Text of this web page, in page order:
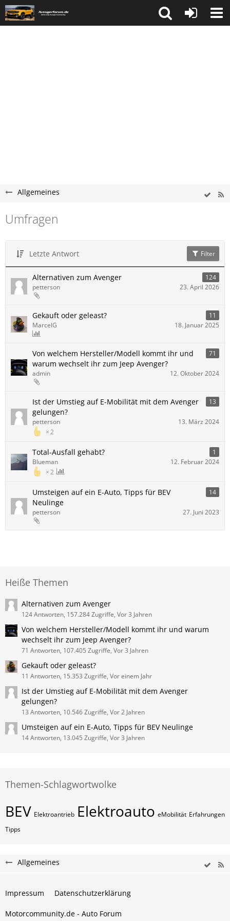
Allgemeines
Umfragen
Letzte Antwort Filter
Alternativen zum Avenger
124
petterson
23. April 2026
Gekauft oder geleast?
11
MarcelG
18. Januar 2025
Von welchem Hersteller/Modell kommt ihr und
warum wechselt ihr zum Jeep Avenger?
71
admin 12. Oktober 2024
Ist der Umstieg auf E-Mobilität mit dem Avenger
gelungen?
13
2
petterson 13. März 2024
Total-Ausfall gehabt? 1
2
Blueman 12. Februar 2024
Umsteigen auf ein E-Auto, Tipps für BEV
Neulinge
14
petterson 27. Juni 2023
Heiße Themen
Alternativen zum Avenger
124 Antworten, 157.284 Zugriffe, Vor 3 Jahren
Von welchem Hersteller/Modell kommt ihr und warum
wechselt ihr zum Jeep Avenger?
71 Antworten, 107.405 Zugriffe, Vor 3 Jahren
Gekauft oder geleast?
11 Antworten, 15.353 Zugriffe, Vor einem Jahr
Ist der Umstieg auf E-Mobilität mit dem Avenger
gelungen?
13 Antworten, 10.546 Zugriffe, Vor 2 Jahren
Umsteigen auf ein E-Auto, Tipps für BEV Neulinge
14 Antworten, 13.045 Zugriffe, Vor 3 Jahren
Themen-Schlagwortwolke
BEV Elektroantrieb Elektroauto eMobilität Erfahrungen
Tipps
Allgemeines
Impressum Datenschutzerklärung
Motorcommunity.de - Auto Forum